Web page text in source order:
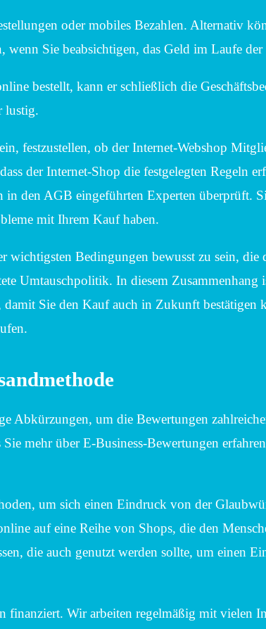
oder mobiles Bezahlen. Alternativ
Sie beabsichtigen, das Geld im Laufe der
bestellt, kann er schließlich die
lustig.
festzustellen, ob der Internet-Webshop
der Internet-Shop die festgelegten Regeln
in den AGB eingeführten Experten überprüft.
mit Ihrem Kauf haben.
wichtigsten Bedingungen bewusst zu sein, die
Umtauschpolitik. In diesem Zusammenhang
damit Sie den Kauf auch in Zukunft bestätigen
Abkürzungen, um die Bewertungen
mehr über E-Business-Bewertungen
um sich einen Eindruck von der
auf eine Reihe von Shops, die den
die auch genutzt werden sollte, um einen
finanziert. Wir arbeiten regelmäßig mit vielen